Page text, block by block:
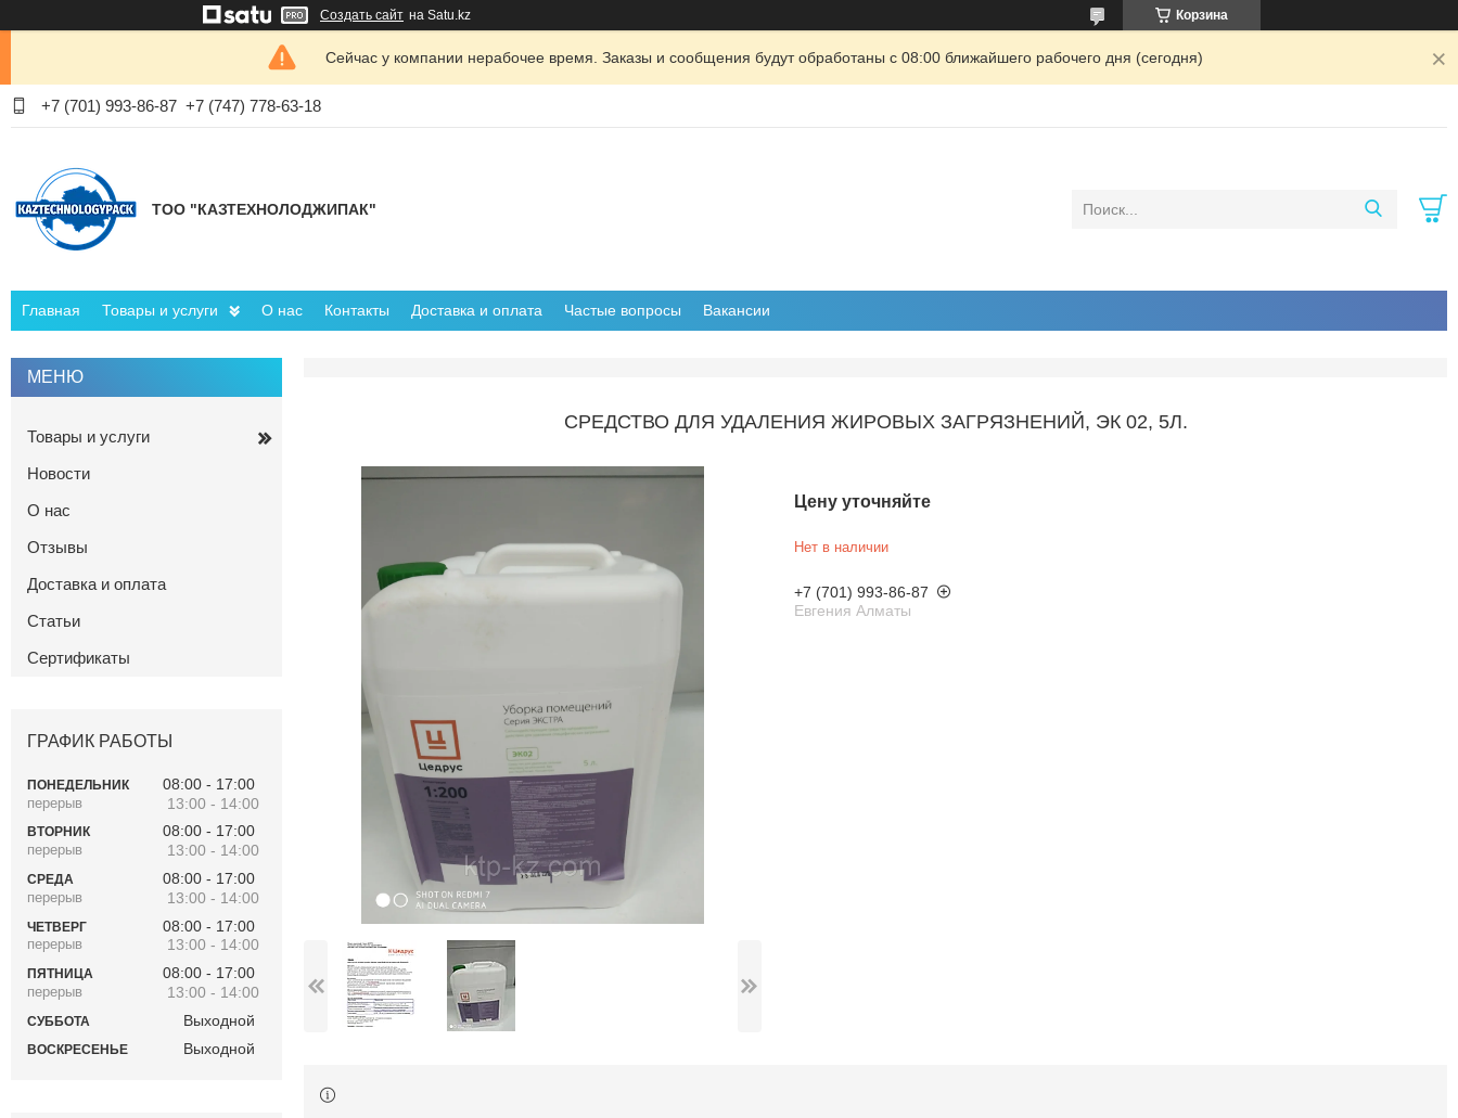
Создать сайт на Satu.kz Корзина
Сейчас у компании нерабочее время. Заказы и сообщения будут обработаны с 08:00 ближайшего рабочего дня (сегодня)
+7 (701) 993-86-87 +7 (747) 778-63-18
ТОО "КАЗТЕХНОЛОДЖИПАК"
Главная Товары и услуги О нас Контакты Доставка и оплата Частые вопросы Вакансии
CРЕДСТВО ДЛЯ УДАЛЕНИЯ ЖИРОВЫХ ЗАГРЯЗНЕНИЙ, ЭК 02, 5Л.
Цену уточняйте
Нет в наличии
+7 (701) 993-86-87
Евгения Алматы
Товары и услуги
Новости
О нас
Отзывы
Доставка и оплата
Статьи
Сертификаты
ГРАФИК РАБОТЫ
ПОНЕДЕЛЬНИК 08:00
17:00
13:00
14:00
ВТОРНИК 08:00
17:00
13:00
14:00
СРЕДА 08:00
17:00
13:00
14:00
ЧЕТВЕРГ 08:00
17:00
13:00
14:00
ПЯТНИЦА 08:00
17:00
13:00
14:00
СУББОТА Выходной
ВОСКРЕСЕНЬЕ Выходной